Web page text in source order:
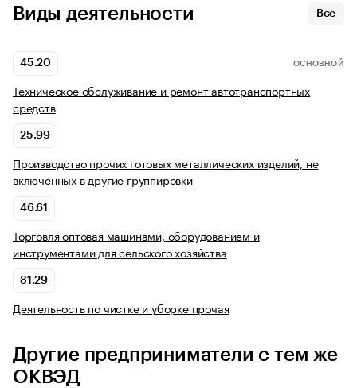
Виды деятельности Все
45.20 ОСНОВНОЙ
Техническое обслуживание и ремонт автотранспортных
средств
25.99
Производство прочих готовых металлических изделий, не
включенных в другие группировки
46.61
Торговля оптовая машинами, оборудованием и
инструментами для сельского хозяйства
81.29
Деятельность по чистке и уборке прочая
Другие предприниматели с тем же
ОКВЭД